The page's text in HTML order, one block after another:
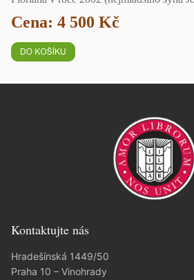
Cena: 4 500 Kč
Kontaktujte nás
Hradešínská 1449/50
Praha 10 – Vinohrady